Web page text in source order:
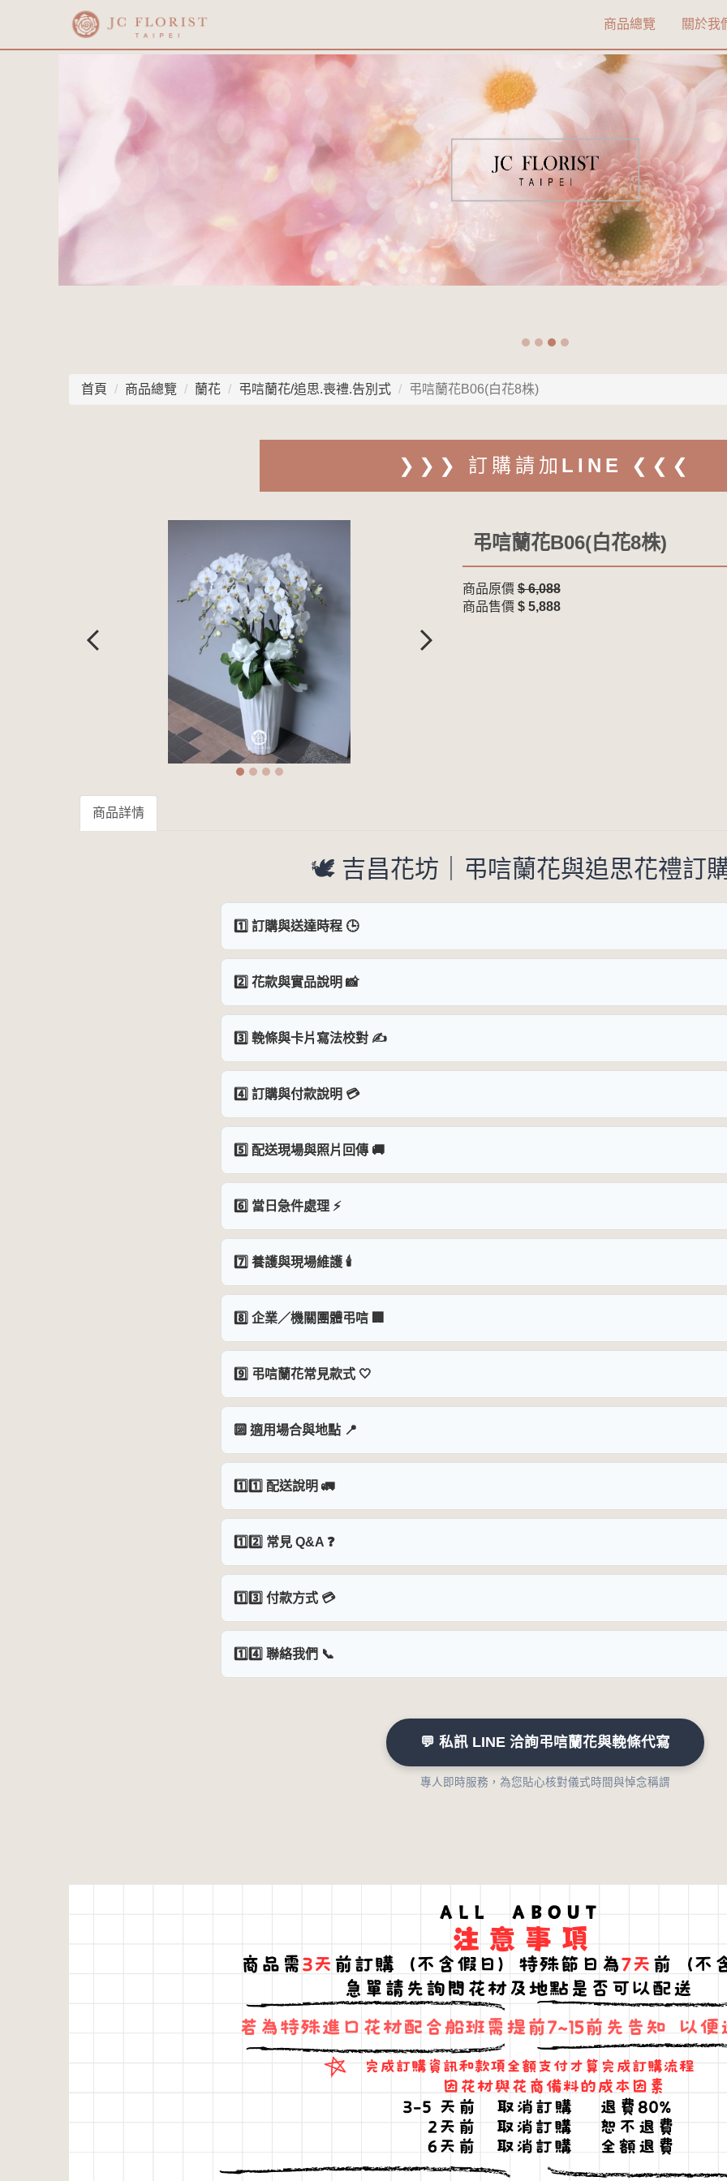
商品總覽 關於我
首頁 商品總覽 蘭花 弔唁蘭花/追思.喪禮.告別式 弔唁蘭花B06(白花8株)
❯❯❯ 訂購請加LINE ❮❮❮
弔唁蘭花B06(白花8株)
商品原價 $ 6,088
商品售價 $ 5,888
商品詳情
🕊️ 吉昌花坊｜弔唁蘭花與追思花禮訂
1️⃣ 訂購與送達時程 🕒
2️⃣ 花款與實品說明 📸
3️⃣ 輓條與卡片寫法校對 ✍️
4️⃣ 訂購與付款說明 💳
5️⃣ 配送現場與照片回傳 🚚
6️⃣ 當日急件處理 ⚡
7️⃣ 養護與現場維護 🕯️
8️⃣ 企業／機關團體弔唁 🏢
9️⃣ 弔唁蘭花常見款式 🤍
🔟 適用場合與地點 📍
1️⃣1️⃣ 配送說明 🚛
1️⃣2️⃣ 常見 Q&A ❓
1️⃣3️⃣ 付款方式 💳
1️⃣4️⃣ 聯絡我們 📞
💬 私訊 LINE 洽詢弔唁蘭花與輓條代寫
專人即時服務，為您貼心核對儀式時間與悼念稱謂